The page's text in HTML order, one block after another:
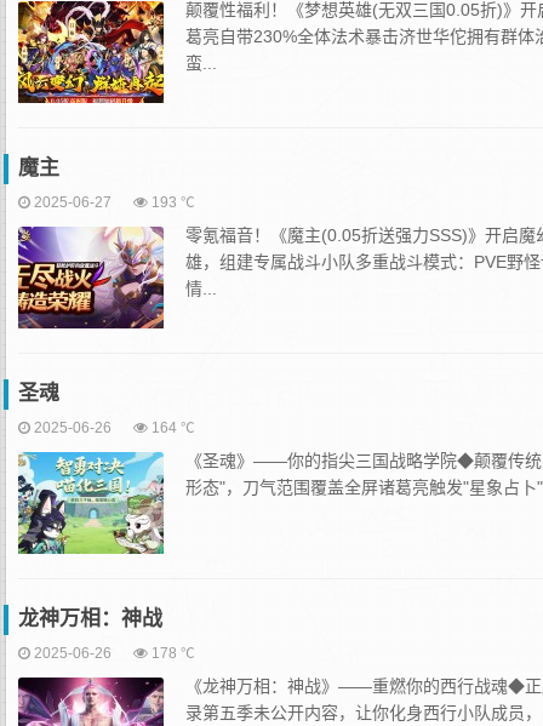
颠覆性福利！《梦想英雄(无双三国0.05折)》
葛亮自带230%全体法术暴击济世华佗拥有群
蛮...
魔主
2025-06-27 193 ℃
零氪福音！《魔主(0.05折送强力SSS)》开启
雄，组建专属战斗小队多重战斗模式：PVE野
情...
圣魂
2025-06-26 164 ℃
《圣魂》——你的指尖三国战略学院◆颠覆传
形态"，刀气范围覆盖全屏诸葛亮触发"星象占
龙神万相：神战
2025-06-26 178 ℃
《龙神万相：神战》——重燃你的西行战魂◆
录第五季未公开内容，让你化身西行小队成员